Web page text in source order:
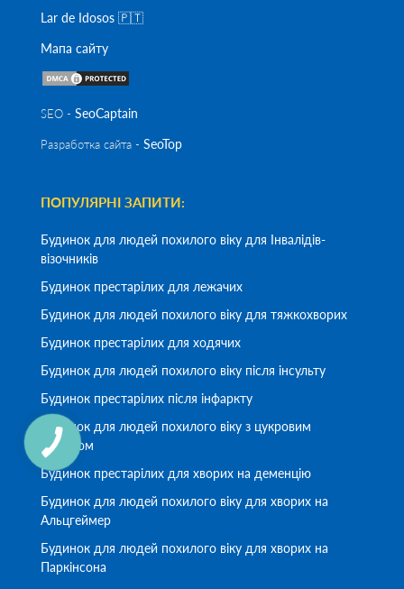
Lar de Idosos 🇵🇹
Мапа сайту
SEO - SeoСaptain
Разработка сайта - SeoTop
ПОПУЛЯРНІ ЗАПИТИ:
Будинок для людей похилого віку для Інвалідів-
візочників
Будинок престарілих для лежачих
Будинок для людей похилого віку для тяжкохворих
Будинок престарілих для ходячих
Будинок для людей похилого віку після інсульту
Будинок престарілих після інфаркту
Будинок для людей похилого віку з цукровим
діабетом
Будинок престарілих для хворих на деменцію
Будинок для людей похилого віку для хворих на
Альцгеймер
Будинок для людей похилого віку для хворих на
Паркінсона